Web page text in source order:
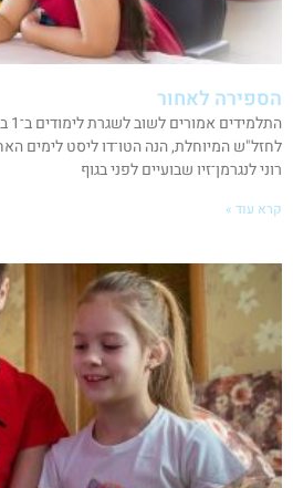
הספירה לאחור
לחזל"ש המיוחלת, הנה הטו־דו ליסט לימים
רוני לנגרמן־זיו שבועיים לפני בגוף
קרא עוד »